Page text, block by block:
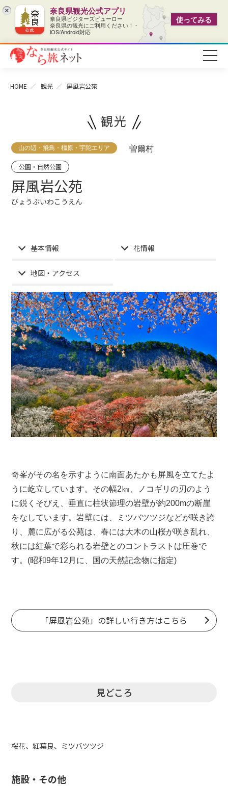
× 奈良県観光公式アプリ
奈良県ビジターズビューロー
奈良県の観光にご利用ください！ -
iOS/Android対応
使ってみる
HOME 観光 屏風岩公苑
観光
山の辺・飛鳥・橿原・宇陀エリア 曽爾村
公園・自然公園
屏風岩公苑
びょうぶいわこうえん
基本情報 花情報
地図・アクセス
奇峯がその名を示すように南面あたかも屏風を立てたよ
うに屹立しています。その幅2㎞、ノコギリの刃のよう
に鋭くそびえ、垂直に柱状節理の岩壁が約200mの断崖
をなしています。岩壁には、ミツバツツジなどが咲き誇
り、麓に広がる公苑は、春には大木の山桜が咲き乱れ、
秋には紅葉で彩られる岩壁とのコントラストは圧巻で
す。(昭和9年12月に、国の天然記念物に指定)
「屏風岩公苑」の詳しい行き方はこちら
見どころ
桜花、紅葉良、ミツバツツジ
施設・その他